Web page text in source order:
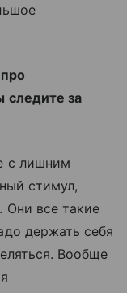
следите за
с лишним
стимул,
Они все такие
держать себя
Вообще